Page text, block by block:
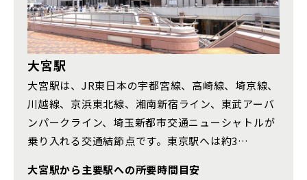
西武豊島線
その他鉄道
さいたま市中央区(0)
さいたま市桜区(2)
さいたま市浦和区(0)
さいたま市南区(5)
さいたま市緑区(1)
さいたま市岩槻区(0)
川越市(3)
川口市(11)
所沢市(1)
上尾市(2)
蕨市(0)
戸田市(0)
朝霞市(1)
志木市(0)
和光市(1)
大宮駅
大宮駅は、JR東日本の宇都宮線、高崎線、埼京線、
川越線、京浜東北線、湘南新宿ライン、東武アーバ
ンパークライン、埼玉新都市交通ニューシャトルが
乗り入れる交通結節点です。東京駅へは約3…
大宮駅から主要駅への所要時間目安